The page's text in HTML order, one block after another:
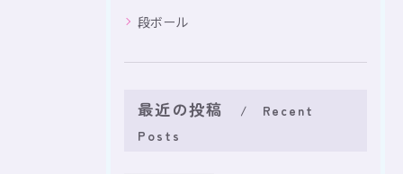
段ボール
最近の投稿
Recent
Posts